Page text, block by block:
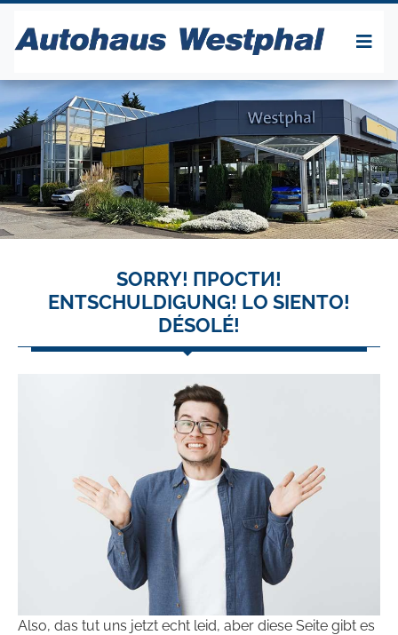
SORRY! ПРОСТИ!
ENTSCHULDIGUNG! LO SIENTO!
DÉSOLÉ!
Also, das tut uns jetzt echt leid, aber diese Seite gibt es